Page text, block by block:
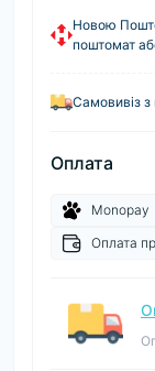
Новою
поштомат
Самовивіз з
Оплата
Monopay
Оплата